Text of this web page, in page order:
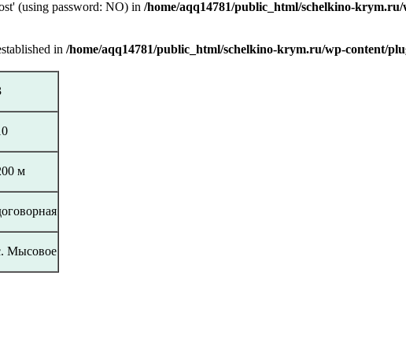
(using password: NO) in /home/aqq14781/public_html/schelkino-
in /home/aqq14781/public_html/schelkino-krym.ru/wp-content/
м
Мысовое